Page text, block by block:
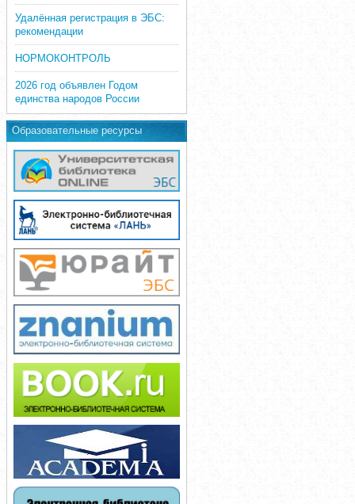
Удалённая регистрация в ЭБС:
рекомендации
НОРМОКОНТРОЛЬ
2026 год объявлен Годом
единства народов России
Образовательные ресурсы